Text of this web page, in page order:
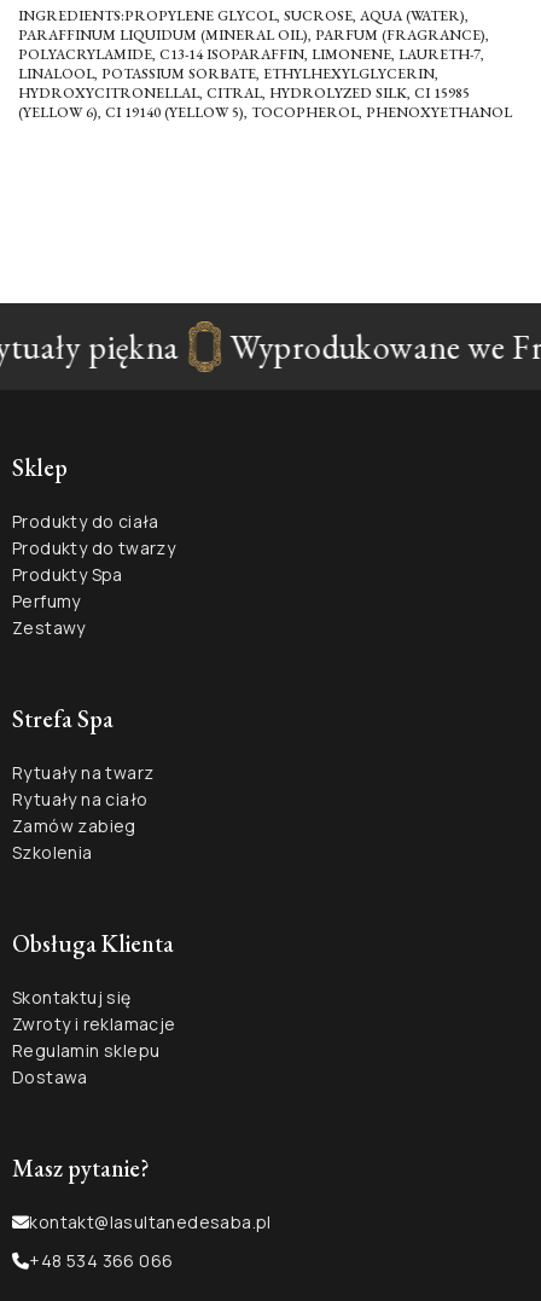
INGREDIENTS:PROPYLENE GLYCOL, SUCROSE, AQUA (WATER),
PARAFFINUM LIQUIDUM (MINERAL OIL), PARFUM (FRAGRANCE),
POLYACRYLAMIDE, C13-14 ISOPARAFFIN, LIMONENE, LAURETH-7,
LINALOOL, POTASSIUM SORBATE, ETHYLHEXYLGLYCERIN,
HYDROXYCITRONELLAL, CITRAL, HYDROLYZED SILK, CI 15985
(YELLOW 6), CI 19140 (YELLOW 5), TOCOPHEROL, PHENOXYETHANOL
piękna Wyprodukowane we
Sklep
Produkty do ciała
Produkty do twarzy
Produkty Spa
Perfumy
Zestawy
Strefa Spa
Rytuały na twarz
Rytuały na ciało
Zamów zabieg
Szkolenia
Obsługa Klienta
Skontaktuj się
Zwroty i reklamacje
Regulamin sklepu
Dostawa
Masz pytanie?
kontakt@lasultanedesaba.pl
+48 534 366 066